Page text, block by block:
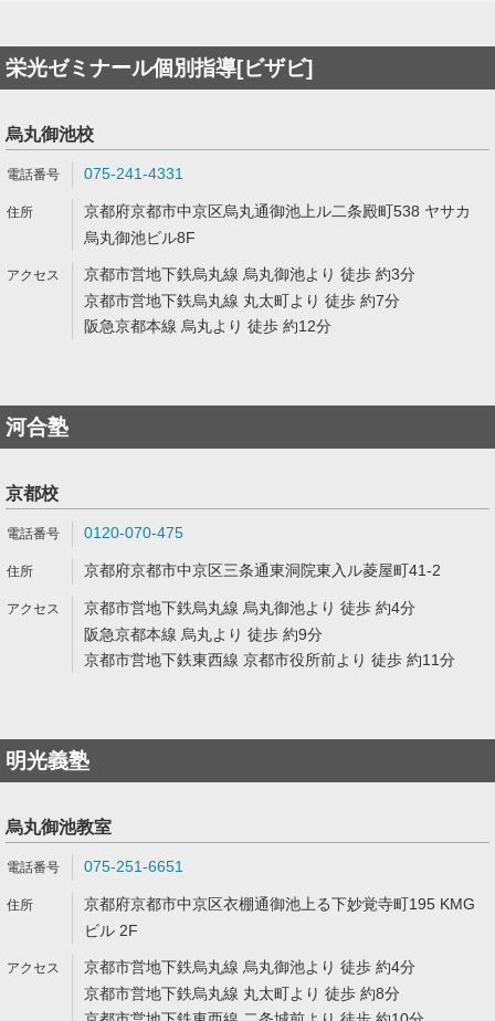
栄光ゼミナール個別指導[ビザビ]
烏丸御池校
075-241-4331
京都府京都市中京区烏丸通御池上ル二条殿町538 ヤサカ
烏丸御池ビル8F
京都市営地下鉄烏丸線 烏丸御池より 徒歩 約3分
京都市営地下鉄烏丸線 丸太町より 徒歩 約7分
阪急京都本線 烏丸より 徒歩 約12分
河合塾
京都校
0120-070-475
京都府京都市中京区三条通東洞院東入ル菱屋町41-2
京都市営地下鉄烏丸線 烏丸御池より 徒歩 約4分
阪急京都本線 烏丸より 徒歩 約9分
京都市営地下鉄東西線 京都市役所前より 徒歩 約11分
明光義塾
烏丸御池教室
075-251-6651
京都府京都市中京区衣棚通御池上る下妙覚寺町195 KMG
ビル 2F
京都市営地下鉄烏丸線 烏丸御池より 徒歩 約4分
京都市営地下鉄烏丸線 丸太町より 徒歩 約8分